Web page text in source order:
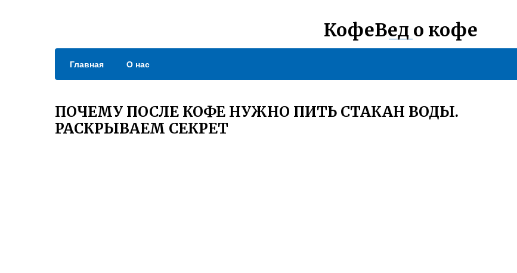
КофеВед о кофе
Главная О нас
ПОЧЕМУ ПОСЛЕ КОФЕ НУЖНО ПИТЬ СТАКАН ВОДЫ.
РАСКРЫВАЕМ СЕКРЕТ